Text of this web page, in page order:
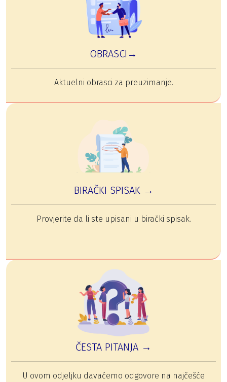
OBRASCI→
Aktuelni obrasci za preuzimanje.
BIRAČKI SPISAK →
Provjerite da li ste upisani u birački spisak.
ČESTA PITANJA →
U ovom odjeljku davaćemo odgovore na najčešće